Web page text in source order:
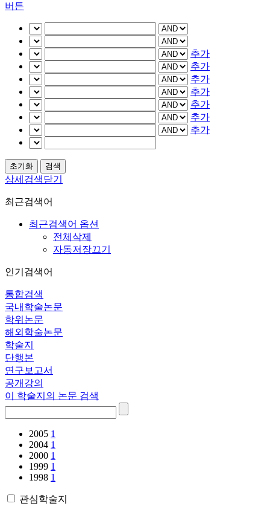
버튼
추가
추가
추가
추가
추가
추가
추가
상세검색닫기
최근검색어
최근검색어 옵션
전체삭제
자동저장끄기
인기검색어
통합검색
국내학술논문
학위논문
해외학술논문
학술지
단행본
연구보고서
공개강의
이 학술지의 논문 검색
2005 1
2004 1
2000 1
1999 1
1998 1
관심학술지